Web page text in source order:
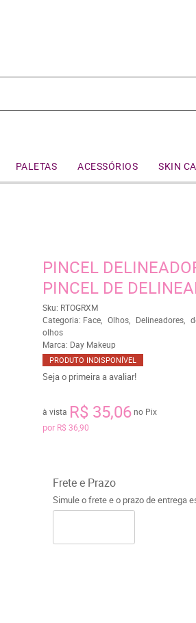
PALETAS ACESSÓRIOS SKIN
PINCEL
PINCEL DE
Sku: RTOGRXM
Categoria: Face Olhos Delineadores
olhos
Marca: Day Makeup
PRODUTO INDISPONÍVEL
Seja o primeira a avaliar!
à vista R$ 35,06no Pix
por R$ 36,90
Frete e Prazo
Simule o frete e o prazo de entrega